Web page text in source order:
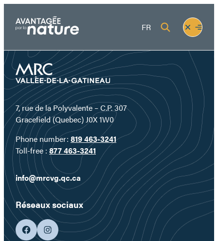
content
FR
Fermer
le
menu
Ouvrir
le
7, rue de la Polyvalente – C.P. 307
Gracefield (Quebec) J0X 1W0
Phone number: 819 463-3241
Toll-free : 877 463-3241
info@mrcvg.qc.ca
Réseaux sociaux
facebookgoogleplus